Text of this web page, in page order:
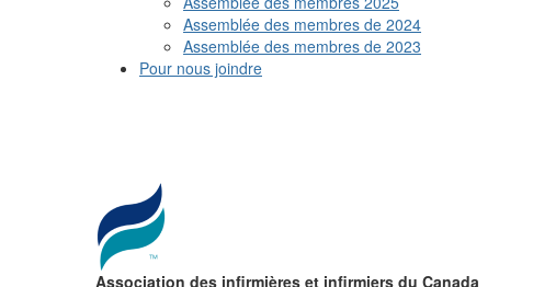
Assemblée des membres de 2024
Assemblée des membres de 2023
Pour nous joindre
Association des infirmières et infirmiers du Canada